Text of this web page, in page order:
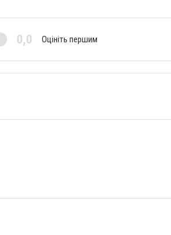
0,0 Оцініть першим